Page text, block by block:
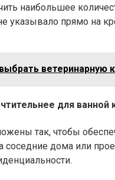
наибольшее
указывало прямо на
ветеринарную
для ванной
так, чтобы
соседние дома или